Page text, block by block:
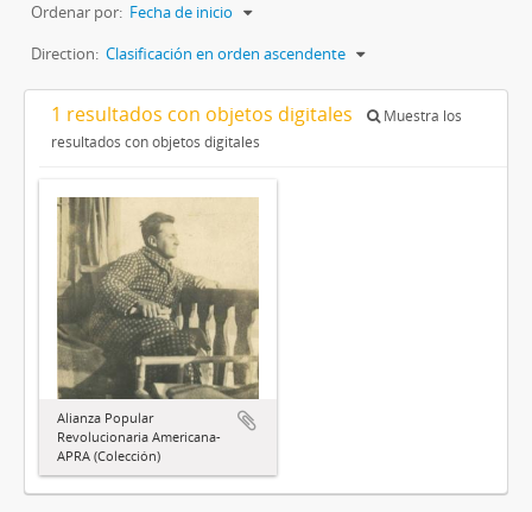
Ordenar por: Fecha de inicio
Direction: Clasificación en orden ascendente
1 resultados con objetos digitales
Muestra los
resultados con objetos digitales
Alianza Popular
Revolucionaria Americana-
APRA (Colección)